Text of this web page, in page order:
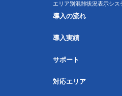
エリア別混雑状況表示シス
導入の流れ
導入実績
サポート
対応エリア